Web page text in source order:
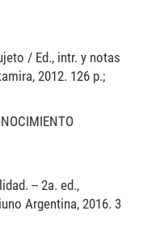
/ Ed., intr. y notas
2012. 126 p.;
-- 2a. ed.,
Argentina, 2016. 3